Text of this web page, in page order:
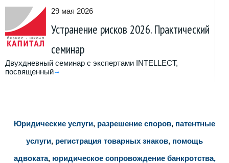
29 мая 2026
Устранение рисков 2026. Практический
семинар
Двухдневный семинар с экспертами INTELLECT,
посвященный
Юридические услуги, разрешение споров, патентные
услуги, регистрация товарных знаков, помощь
адвоката, юридическое сопровождение банкротства,